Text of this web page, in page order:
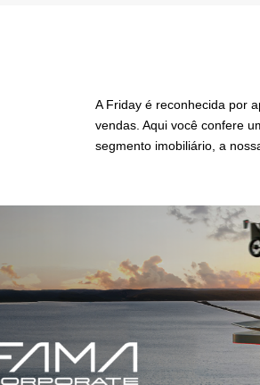
A Friday é reconhecida por
vendas. Aqui você confere
segmento imobiliário, a